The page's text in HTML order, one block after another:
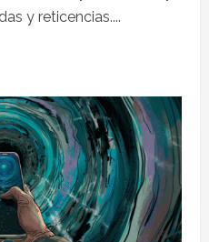
y reticencias....